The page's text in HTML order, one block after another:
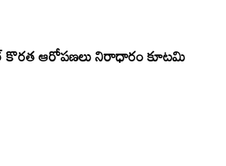
ఆరోపణలు నిరాధారం కూటమి